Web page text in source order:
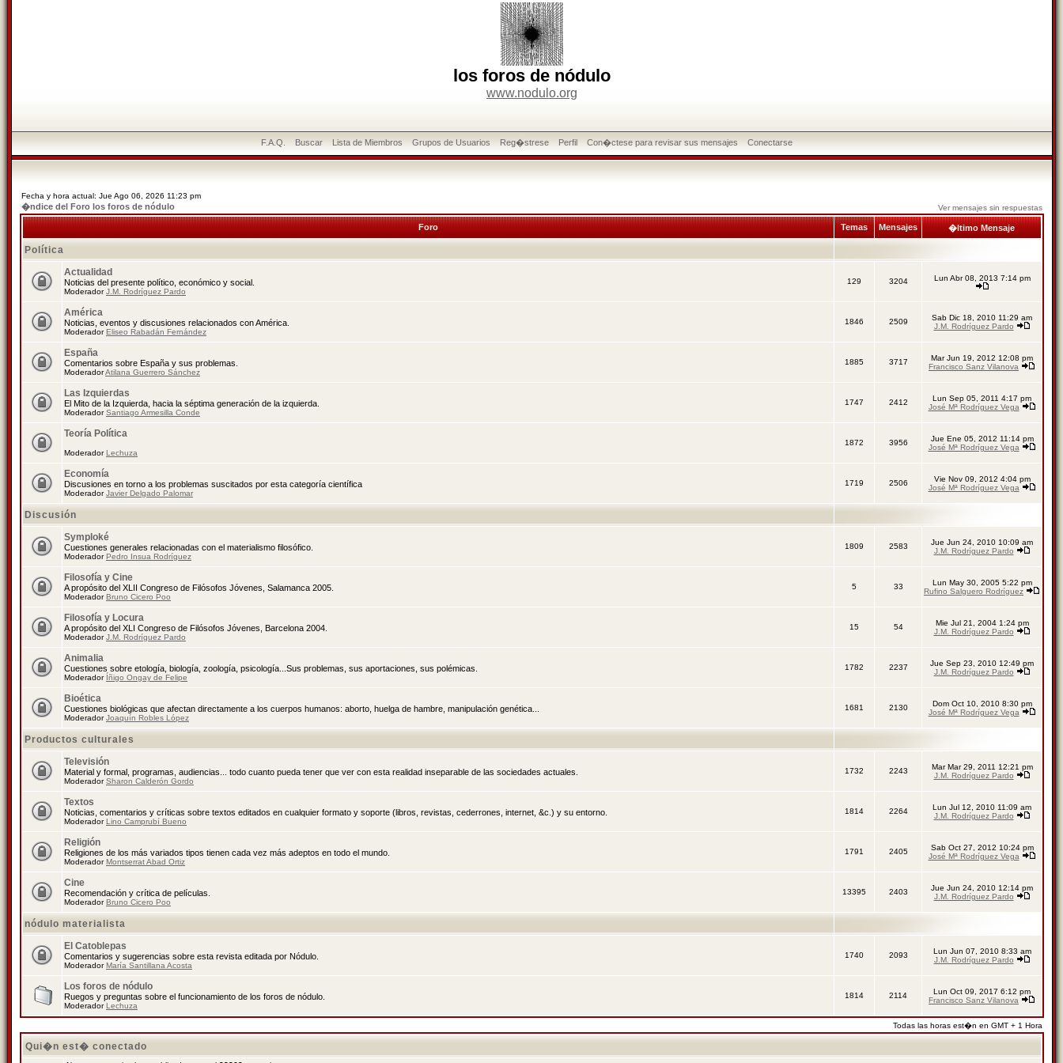
los foros de nódulo
www.nodulo.org
F.A.Q. Buscar Lista de Miembros Grupos de Usuarios Reg�strese Perfil Con�ctese para revisar sus mensajes Conectarse
Fecha y hora actual: Jue Ago 06, 2026 11:23 pm
�ndice del Foro los foros de nódulo Ver mensajes sin respuestas
Foro Temas Mensajes �ltimo Mensaje
Política
Actualidad
Noticias del presente político, económico y social.
ModeradorJ.M. Rodríguez Pardo
129 3204 Lun Abr 08, 2013 7:14 pm
América
Noticias, eventos y discusiones relacionados con América.
ModeradorEliseo Rabadán Fernández
1846 2509
Sab Dic 18, 2010 11:29 am
J.M. Rodríguez Pardo
España
Comentarios sobre España y sus problemas.
ModeradorAtilana Guerrero Sánchez
1885 3717
Mar Jun 19, 2012 12:08 pm
Francisco Sanz Vilanova
Las Izquierdas
El Mito de la Izquierda, hacia la séptima generación de la izquierda.
ModeradorSantiago Armesilla Conde
1747 2412
Lun Sep 05, 2011 4:17 pm
José Mª Rodríguez Vega
Teoría Política
ModeradorLechuza
1872 3956
Jue Ene 05, 2012 11:14 pm
José Mª Rodríguez Vega
Economía
Discusiones en torno a los problemas suscitados por esta categoría científica
ModeradorJavier Delgado Palomar
1719 2506
Vie Nov 09, 2012 4:04 pm
José Mª Rodríguez Vega
Discusión
Symploké
Cuestiones generales relacionadas con el materialismo filosófico.
ModeradorPedro Insua Rodríguez
1809 2583
Jue Jun 24, 2010 10:09 am
J.M. Rodríguez Pardo
Filosofía y Cine
A propósito del XLII Congreso de Filósofos Jóvenes, Salamanca 2005.
ModeradorBruno Cicero Poo
5 33
Lun May 30, 2005 5:22 pm
Rufino Salguero Rodríguez
Filosofía y Locura
A propósito del XLI Congreso de Filósofos Jóvenes, Barcelona 2004.
ModeradorJ.M. Rodríguez Pardo
15 54
Mie Jul 21, 2004 1:24 pm
J.M. Rodríguez Pardo
Animalia
Cuestiones sobre etología, biología, zoología, psicología...Sus problemas, sus aportaciones, sus polémicas.
Moderador Íñigo Ongay de Felipe
1782 2237
Jue Sep 23, 2010 12:49 pm
J.M. Rodríguez Pardo
Bioética
Cuestiones biológicas que afectan directamente a los cuerpos humanos: aborto, huelga de hambre, manipulación genética...
ModeradorJoaquín Robles López
1681 2130
Dom Oct 10, 2010 8:30 pm
José Mª Rodríguez Vega
Productos culturales
Televisión
Material y formal, programas, audiencias... todo cuanto pueda tener que ver con esta realidad inseparable de las sociedades actuales.
ModeradorSharon Calderón Gordo
1732 2243
Mar Mar 29, 2011 12:21 pm
J.M. Rodríguez Pardo
Textos
Noticias, comentarios y críticas sobre textos editados en cualquier formato y soporte (libros, revistas, cederrones, internet, &c.) y su entorno.
ModeradorLino Camprubí Bueno
1814 2264
Lun Jul 12, 2010 11:09 am
J.M. Rodríguez Pardo
Religión
Religiones de los más variados tipos tienen cada vez más adeptos en todo el mundo.
ModeradorMontserrat Abad Ortiz
1791 2405
Sab Oct 27, 2012 10:24 pm
José Mª Rodríguez Vega
Cine
Recomendación y crítica de películas.
ModeradorBruno Cicero Poo
13395 2403
Jue Jun 24, 2010 12:14 pm
J.M. Rodríguez Pardo
nódulo materialista
El Catoblepas
Comentarios y sugerencias sobre esta revista editada por Nódulo.
ModeradorMaría Santillana Acosta
1740 2093
Lun Jun 07, 2010 8:33 am
J.M. Rodríguez Pardo
Los foros de nódulo
Ruegos y preguntas sobre el funcionamiento de los foros de nódulo.
ModeradorLechuza
1814 2114
Lun Oct 09, 2017 6:12 pm
Francisco Sanz Vilanova
Todas las horas est�n en GMT + 1 Hora
Qui�n est� conectado